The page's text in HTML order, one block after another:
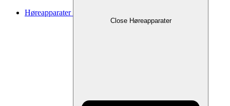
Høreapparater
Close Høreapparater